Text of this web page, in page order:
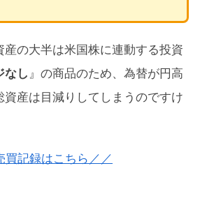
産の大半は米国株に連動する投資
なし 』の商品のため、為替が円高
資産は目減りしてしまうのですけ
記録はこちら／／